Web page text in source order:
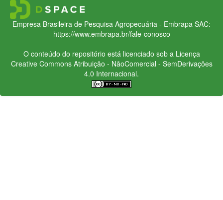
Empresa Brasileira de Pesquisa Agropecuária - Embrapa SAC:
https://www.embrapa.br/fale-conosco
O conteúdo do repositório está licenciado sob a Licença
Creative CommonsAtribuição - NãoComercial - SemDerivações
4.0 Internacional.